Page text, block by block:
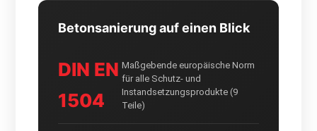
Betonsanierung auf einen Blick
DIN EN
1504
Maßgebende europäische Norm
für alle Schutz- und
Instandsetzungsprodukte (9
Teile)